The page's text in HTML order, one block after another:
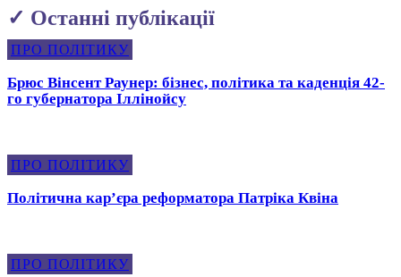
✓ Останні публікації
ПРО ПОЛІТИКУ
Брюс Вінсент Раунер: бізнес, політика та каденція 42-
го губернатора Іллінойсу
ПРО ПОЛІТИКУ
Політична карʼєра реформатора Патріка Квіна
ПРО ПОЛІТИКУ